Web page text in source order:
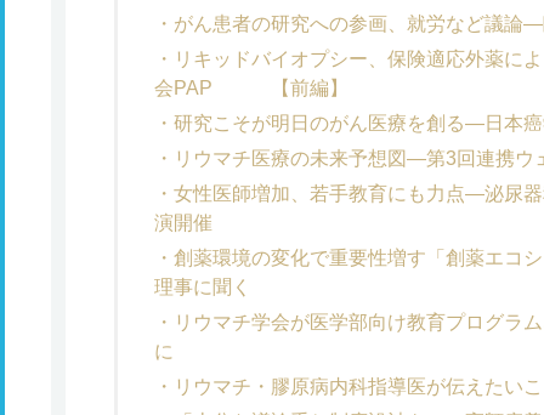
がん患者の研究への参画、就労など議論
リキッドバイオプシー、保険適応外薬に
会PAP 【前編】
研究こそが明日のがん医療を創る―日本
リウマチ医療の未来予想図―第3回連携ウ
女性医師増加、若手教育にも力点―泌尿
演開催
創薬環境の変化で重要性増す「創薬エコ
理事に聞く
リウマチ学会が医学部向け教育プログラ
に
リウマチ・膠原病内科指導医が伝えたい